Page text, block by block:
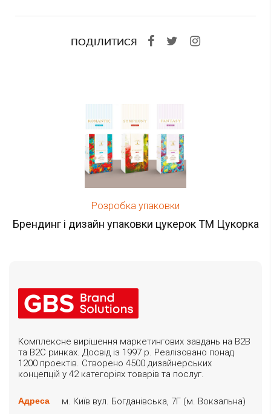
ПОДІЛИТИСЯ
Розробка упаковки
Брендинг і дизайн упаковки цукерок ТМ Цукорка
Комплексне вирішення маркетингових завдань на B2B
та B2C ринках. Досвід із 1997 р. Реалізовано понад
1200 проектів. Створено 4500 дизайнерських
концепцій у 42 категоріях товарів та послуг.
Адреса м. Київ вул. Богданівська, 7Г (м. Вокзальна)